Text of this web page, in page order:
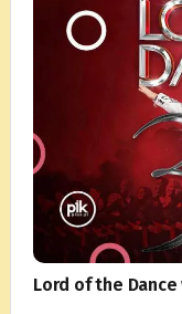
Lord of the